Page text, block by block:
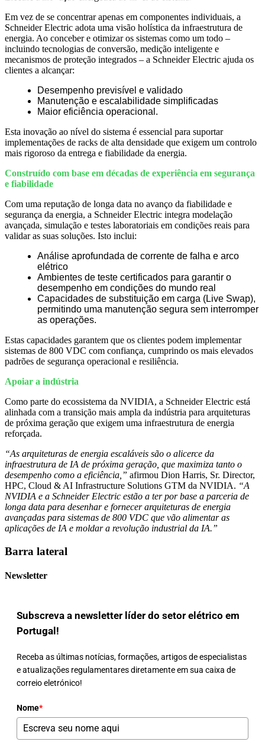
Em vez de se concentrar apenas em componentes individuais, a
Schneider Electric adota uma visão holística da infraestrutura de
energia. Ao conceber e otimizar os sistemas como um todo –
incluindo tecnologias de conversão, medição inteligente e
mecanismos de proteção integrados – a Schneider Electric ajuda os
clientes a alcançar:
Desempenho previsível e validado
Manutenção e escalabilidade simplificadas
Maior eficiência operacional.
Esta inovação ao nível do sistema é essencial para suportar
implementações de racks de alta densidade que exigem um controlo
mais rigoroso da entrega e fiabilidade da energia.
Construído com base em décadas de experiência em segurança
e fiabilidade
Com uma reputação de longa data no avanço da fiabilidade e
segurança da energia, a Schneider Electric integra modelação
avançada, simulação e testes laboratoriais em condições reais para
validar as suas soluções. Isto inclui:
Análise aprofundada de corrente de falha e arco
elétrico
Ambientes de teste certificados para garantir o
desempenho em condições do mundo real
Capacidades de substituição em carga (Live Swap),
permitindo uma manutenção segura sem interromper
as operações.
Estas capacidades garantem que os clientes podem implementar
sistemas de 800 VDC com confiança, cumprindo os mais elevados
padrões de segurança operacional e resiliência.
Apoiar a indústria
Como parte do ecossistema da NVIDIA, a Schneider Electric está
alinhada com a transição mais ampla da indústria para arquiteturas
de próxima geração que exigem uma infraestrutura de energia
reforçada.
“As arquiteturas de energia escaláveis são o alicerce da
infraestrutura de IA de próxima geração, que maximiza tanto o
desempenho como a eficiência,” afirmou Dion Harris, Sr. Director,
HPC, Cloud & AI Infrastructure Solutions GTM da NVIDIA. “A
NVIDIA e a Schneider Electric estão a ter por base a parceria de
longa data para desenhar e fornecer arquiteturas de energia
avançadas para sistemas de 800 VDC que vão alimentar as
aplicações de IA e moldar a revolução industrial da IA.”
Barra lateral
Newsletter
Subscreva a newsletter líder do setor elétrico em
Portugal!
Receba as últimas notícias, formações, artigos de especialistas
e atualizações regulamentares diretamente em sua caixa de
correio eletrónico!
Nome*